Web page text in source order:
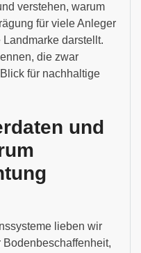
verstehen, warum
für viele Anleger
darstellt.
die zwar
für nachhaltige
und
lieben wir
Bodenbeschaffenheit,